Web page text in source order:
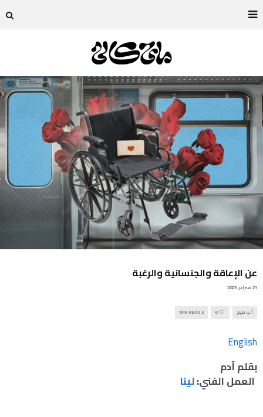
عن الإعاقة والجنسانية والرغبة
21 فبراير, 2023
أ ب ميم 0
3 MIN READ
English
بقلم آدم
العمل الفني:لينا